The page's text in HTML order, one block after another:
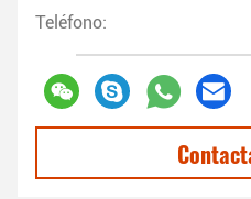
Teléfono: